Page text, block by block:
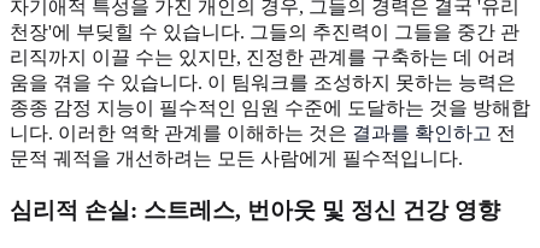
자기애적 특성을 가진 개인의 경우, 그들의 경력은 결국 '유리
천장'에 부딪힐 수 있습니다. 그들의 추진력이 그들을 중간 관
리직까지 이끌 수는 있지만, 진정한 관계를 구축하는 데 어려
움을 겪을 수 있습니다. 이 팀워크를 조성하지 못하는 능력은
종종 감정 지능이 필수적인 임원 수준에 도달하는 것을 방해합
니다. 이러한 역학 관계를 이해하는 것은 결과를 확인하고 전
문적 궤적을 개선하려는 모든 사람에게 필수적입니다.
심리적 손실: 스트레스, 번아웃 및 정신 건강 영향